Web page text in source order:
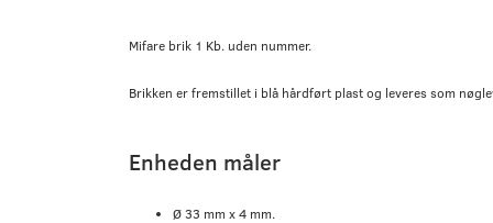
Mifare brik 1 Kb. uden nummer.
Brikken er fremstillet i blå hårdført plast og leveres som
Enheden måler
Ø 33 mm x 4 mm.